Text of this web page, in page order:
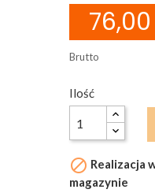
76,00
Brutto
Ilość
 Realizacja
magazynie